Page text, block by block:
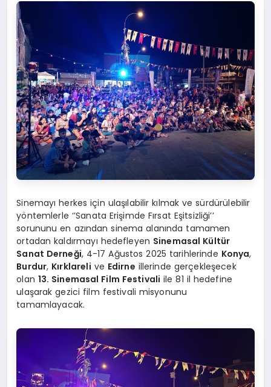
Sinemayı herkes için ulaşılabilir kılmak ve sürdürülebilir
yöntemlerle ‘’Sanata Erişimde Fırsat Eşitsizliği’’
sorununu en azından sinema alanında tamamen
ortadan kaldırmayı hedefleyen Sinemasal Kültür
Sanat Derneği, 4-17 Ağustos 2025 tarihlerinde Konya,
Burdur, Kırklareli ve Edirne illerinde gerçekleşecek
olan 13. Sinemasal Film Festivali ile 81 il hedefine
ulaşarak gezici film festivali misyonunu
tamamlayacak.